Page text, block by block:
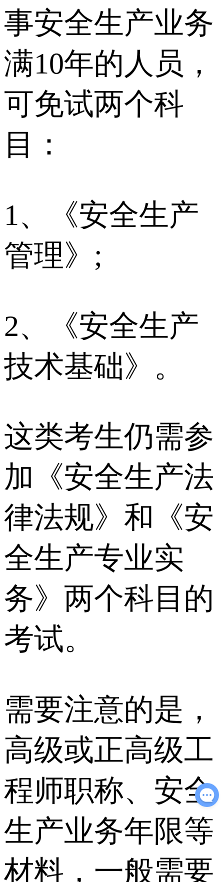
事安全生产业务
满10年的人员，
可免试两个科
目：
1、《安全生产
管理》;
2、《安全生产
技术基础》。
这类考生仍需参
加《安全生产法
律法规》和《安
全生产专业实
务》两个科目的
考试。
需要注意的是，
高级或正高级工
程师职称、安全
生产业务年限等
材料，一般需要